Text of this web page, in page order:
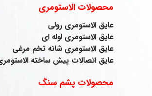
محصولات الاستومری
عایق الاستومری رولی
عایق الاستومری لوله ای
عایق الاستومری شانه تخم مرغی
عایق اتصالات پیش ساخته
محصولات پشم سنگ